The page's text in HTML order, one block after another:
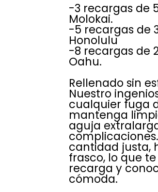
-3 recargas de
Molokai.
-5 recargas de
Honolulu
-8 recargas de
Oahu.
Rellenado sin
Nuestro
cualquier fuga
mantenga
aguja
cantidad justa,
frasco, lo que
recarga y
cómoda.